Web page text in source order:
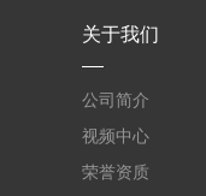
关于我们
公司简介
视频中心
荣誉资质